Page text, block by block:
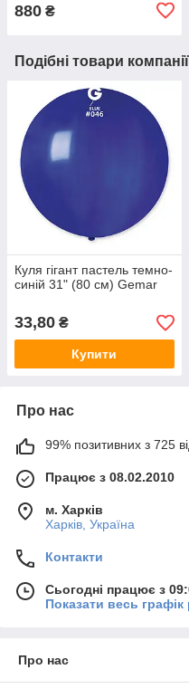
880 ₴
Подібні товари компанії
Куля гігант пастель темно-
синій 31" (80 см) Gemar
33,80 ₴
Купити
Про нас
99% позитивних з 725
Працює з 08.02.2010
м. Харків
Харків, Україна
Контакти
Сьогодні працює з
Показати весь графік
Про нас